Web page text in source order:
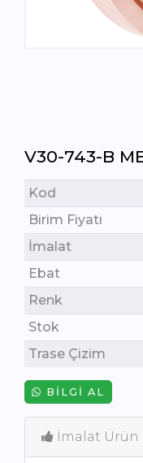
V30-743-B
Kod
Birim Fiyatı
İmalat
Ebat
Renk
Stok
Trase Çizim
BILGI AL
İmalat Ürün